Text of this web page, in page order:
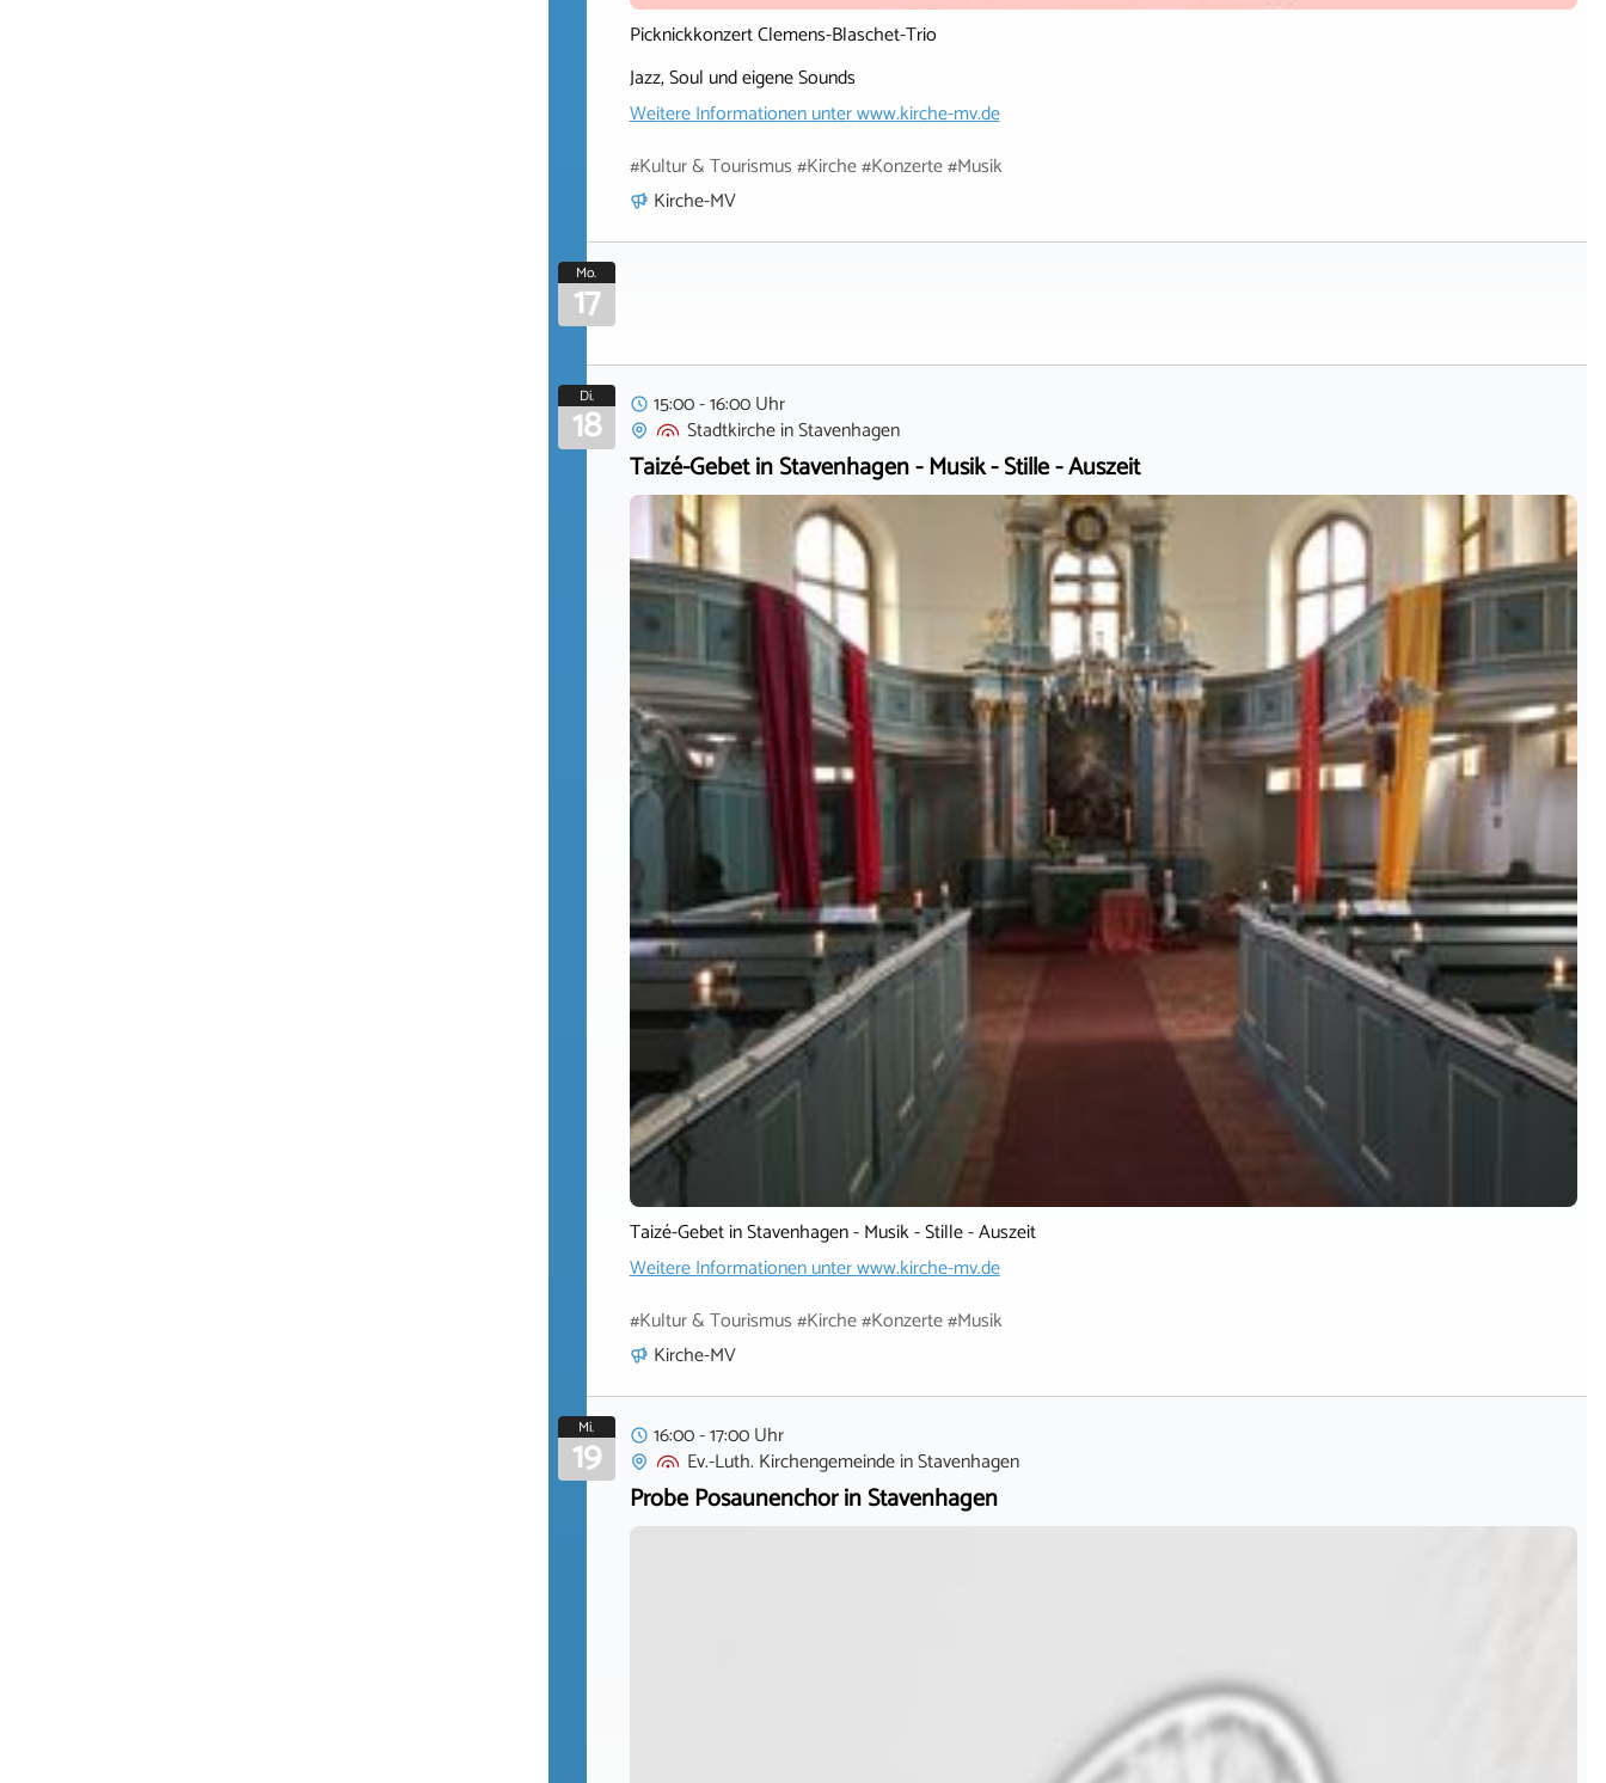
Picknickkonzert Clemens-Blaschet-Trio
Jazz, Soul und eigene Sounds
Weitere Informationen unterwww.kirche-mv.de
#Kultur & Tourismus #Kirche #Konzerte #Musik
Kirche-MV
Mo.
17
Di.
18
15:00 - 16:00 Uhr
StadtkircheinStavenhagen
Taizé-Gebet in Stavenhagen - Musik - Stille - Auszeit
Taizé-Gebet in Stavenhagen - Musik - Stille - Auszeit
Weitere Informationen unterwww.kirche-mv.de
#Kultur & Tourismus #Kirche #Konzerte #Musik
Kirche-MV
Mi.
19
16:00 - 17:00 Uhr
Ev.-Luth. KirchengemeindeinStavenhagen
Probe Posaunenchor in Stavenhagen